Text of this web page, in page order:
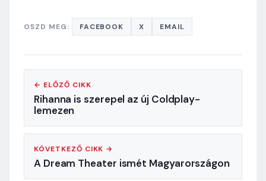
OSZD MEG: FACEBOOK X EMAIL
← ELŐZŐ CIKK
Rihanna is szerepel az új Coldplay-
lemezen
KÖVETKEZŐ CIKK →
A Dream Theater ismét Magyarországon